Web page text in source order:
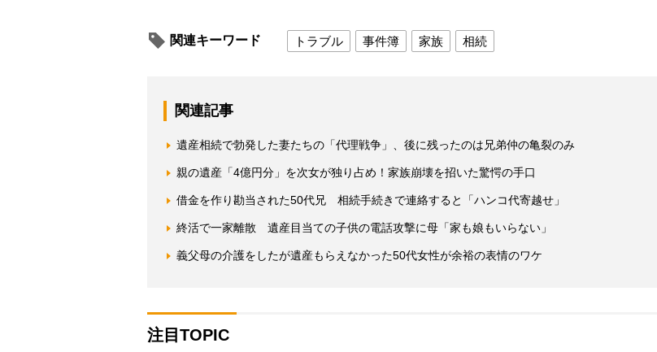
関連キーワード トラブル 事件簿 家族 相続
関連記事
遺産相続で勃発した妻たちの「代理戦争」、後に残ったのは兄弟仲の亀裂のみ
親の遺産「4億円分」を次女が独り占め！家族崩壊を招いた驚愕の手口
借金を作り勘当された50代兄 相続手続きで連絡すると「ハンコ代寄越せ」
終活で一家離散 遺産目当ての子供の電話攻撃に母「家も娘もいらない」
義父母の介護をしたが遺産もらえなかった50代女性が余裕の表情のワケ
注目TOPIC